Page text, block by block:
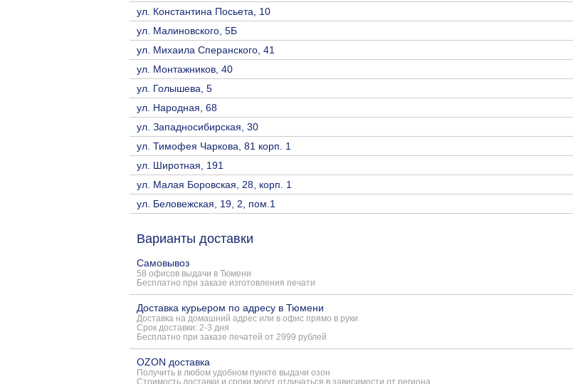
ул. Константина Посьета, 10
ул. Малиновского, 5Б
ул. Михаила Сперанского, 41
ул. Монтажников, 40
ул. Голышева, 5
ул. Народная, 68
ул. Западносибирская, 30
ул. Тимофея Чаркова, 81 корп. 1
ул. Широтная, 191
ул. Малая Боровская, 28, корп. 1
ул. Беловежская, 19, 2, пом.1
Варианты доставки
Самовывоз
58 офисов выдачи в Тюмени
Бесплатно при заказе изготовления печати
Доставка курьером по адресу в Тюмени
Доставка на домашний адрес или в офис прямо в руки
Срок доставки: 2-3 дня
Бесплатно при заказе печатей от 2999 рублей
OZON доставка
Получить в любом удобном пункте выдачи озон
Стоимость доставки и сроки могут отличаться в зависимости от региона